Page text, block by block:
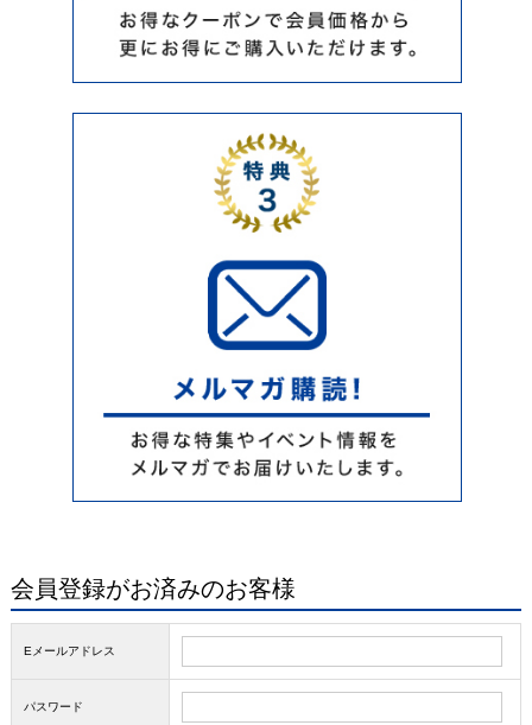
会員登録がお済みのお客様
Eメールアドレス
パスワード